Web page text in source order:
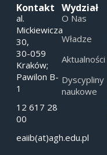
Kontakt
al.
Mickiewicza
30,
30-059
Kraków;
Pawilon B-
1
12 617 28
00
eaiib(at)agh.edu.pl
Wydział
O Nas
Władze
Aktualności
Dyscypliny
naukowe